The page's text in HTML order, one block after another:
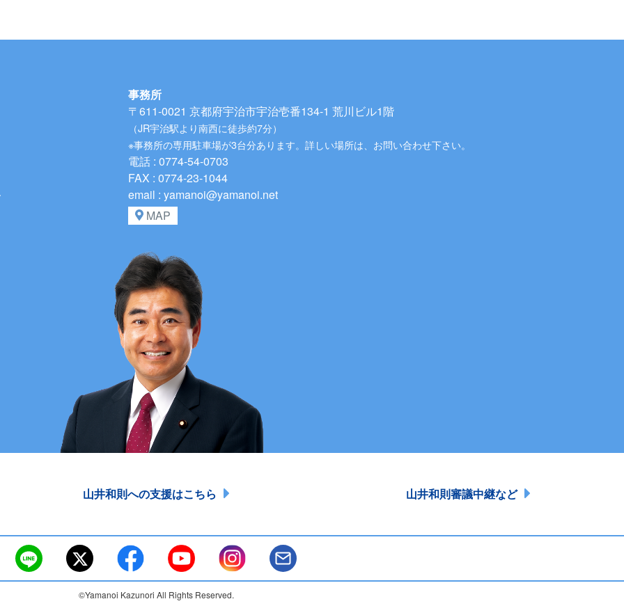
事務所
〒611-0021 京都府宇治市宇治壱番134-1 荒川ビル1階
（JR宇治駅より南西に徒歩約7分）
※事務所の専用駐車場が3台分あります。 詳しい場所は、お問い合わせ下さい。
電話 : 0774-54-0703
FAX : 0774-23-1044
email : yamanoi@yamanoi.net
MAP
山井和則への支援はこちら 山井和則審議中継など
©Yamanoi Kazunori All Rights Reserved.